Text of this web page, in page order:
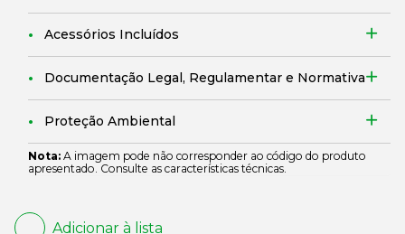
Acessórios Incluídos
Documentação Legal, Regulamentar e Normativa
Proteção Ambiental
Nota: A imagem pode não corresponder ao código do produto
apresentado. Consulte as características técnicas.
Adicionar à lista